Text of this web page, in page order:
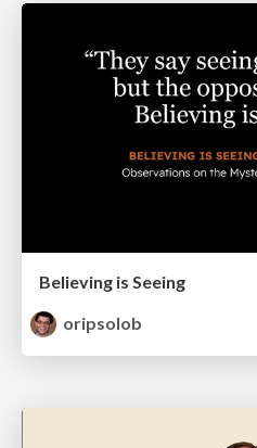
Believing is Seeing
oripsolob